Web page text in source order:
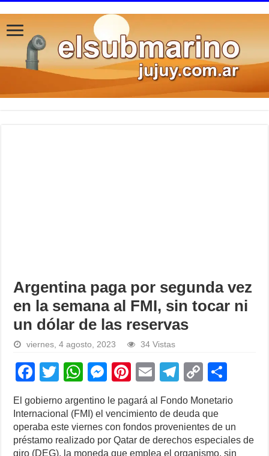
Argentina paga por segunda vez
en la semana al FMI, sin tocar ni
un dólar de las reservas
viernes, 4 agosto, 2023 34 Vistas
F
a
c
e
b
T
tt
er
W
h
at
s
A
M
e
ss
e
n
Pi
nt
er
e
st
E
m
ail
T
el
e
gr
a
C
p
y
Li
ar
e
El gobierno argentino le pagará al Fondo Monetario
Internacional (FMI) el vencimiento de deuda que
operaba este viernes con fondos provenientes de un
préstamo realizado por Qatar de derechos especiales de
giro (DEG), la moneda que emplea el organismo, sin